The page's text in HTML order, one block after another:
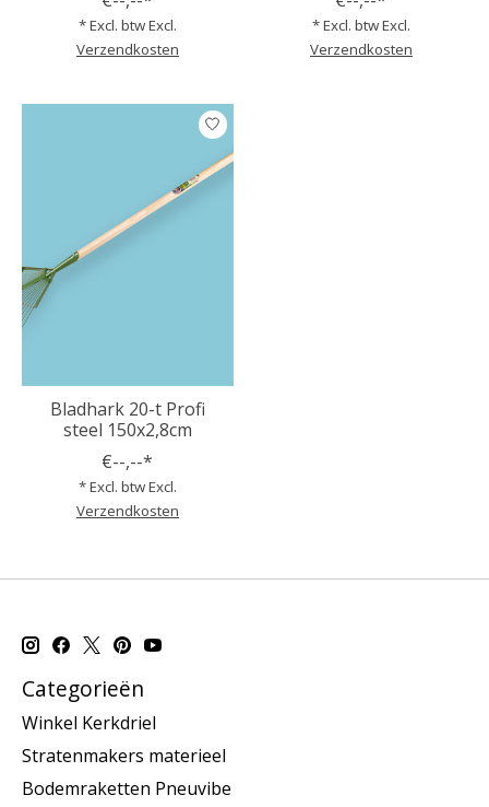
* Excl. btw Excl.
Verzendkosten
* Excl. btw Excl.
Verzendkosten
Bladhark 20-t Profi
steel 150x2,8cm
€--,--*
* Excl. btw Excl.
Verzendkosten
Categorieën
Winkel Kerkdriel
Stratenmakers materieel
Bodemraketten Pneuvibe